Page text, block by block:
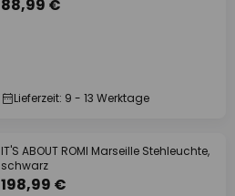
88,99 €
Lieferzeit: 9 - 13 Werktage
IT'S ABOUT ROMI Marseille Stehleuchte,
schwarz
198,99 €